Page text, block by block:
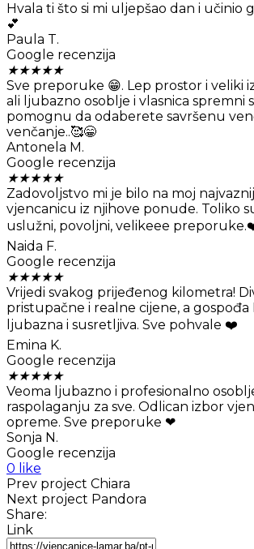
Hvala ti što si mi uljepšao dan i učinio
💕
Paula T.
Google recenzija
★★★★★
Sve preporuke 😁. Lep prostor i veliki
ali ljubazno osoblje i vlasnica spremni
pomognu da odaberete savršenu
venčanje..🥰😁
Antonela M.
Google recenzija
★★★★★
Zadovoljstvo mi je bilo na moj
vjencanicu iz njihove ponude. Toliko
uslužni, povoljni, velikeee
Naida F.
Google recenzija
★★★★★
Vrijedi svakog prijeđenog kilometra!
pristupačne i realne cijene, a gospođa
ljubazna i susretljiva. Sve pohvale ❤️
Emina K.
Google recenzija
★★★★★
Veoma ljubazno i profesionalno
raspolaganju za sve. Odlican izbor
opreme. Sve preporuke ❤
Sonja N.
Google recenzija
0 like
Prev project Chiara
Next project Pandora
Share:
Link